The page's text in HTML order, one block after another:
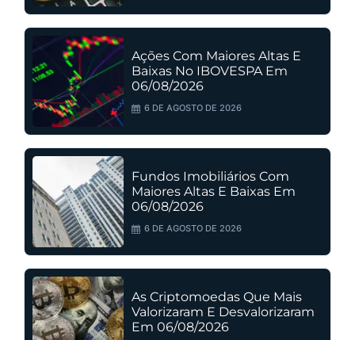
Ações Com Maiores Altas E
Baixas No IBOVESPA Em
06/08/2026
6 DE AGOSTO DE 2026
Fundos Imobiliários Com
Maiores Altas E Baixas Em
06/08/2026
6 DE AGOSTO DE 2026
As Criptomoedas Que Mais
Valorizaram E Desvalorizaram
Em 06/08/2026